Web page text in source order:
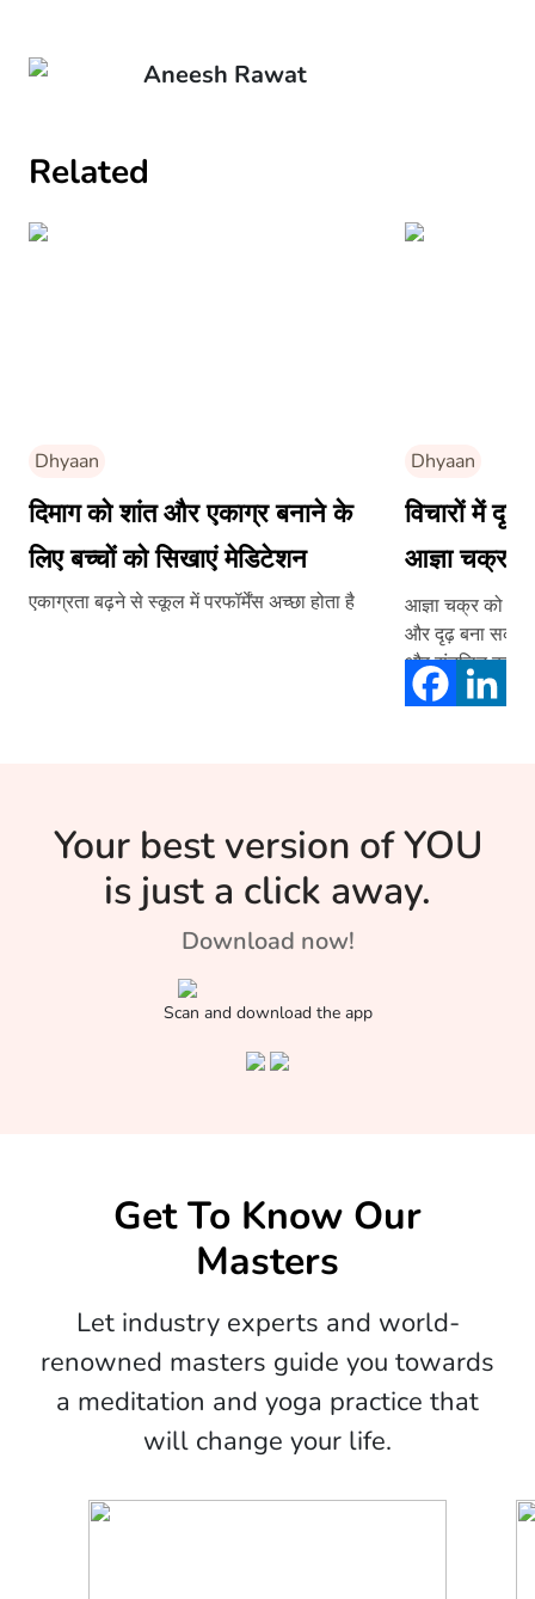
Aneesh Rawat
Related
Dhyaan
दिमाग को शांत और एकाग्र बनाने के
लिए बच्चों को सिखाएं मेडिटेशन
एकाग्रता बढ़ने से स्कूल में परफॉर्मेंस अच्छा होता है
Dhyaan
विचारों में
आज्ञा चक्र
आज्ञा चक्र को
और दृढ़ बना
और संतुलित कर
Your best version of YOU
is just a click away.
Download now!
Scan and download the app
Get To Know Our
Masters
Let industry experts and world-
renowned masters guide you towards
a meditation and yoga practice that
will change your life.